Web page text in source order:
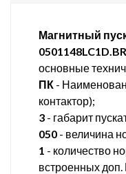
Магнитный
0501148LC1D.BR
основные
ПК -
контактор);
3 - габарит
050 - величина
1 - количество
встроенных доп.